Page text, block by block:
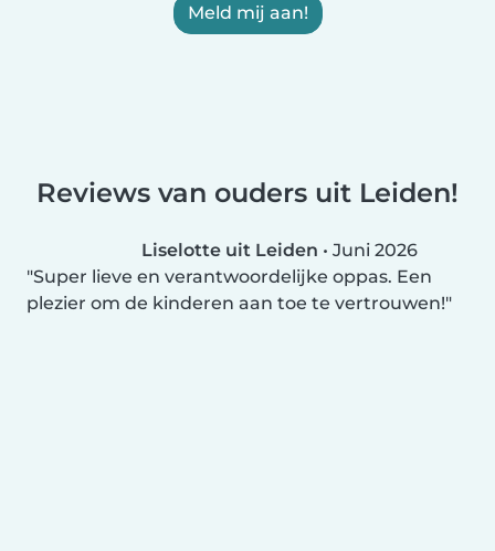
Meld mij aan!
Reviews van ouders uit Leiden!
Liselotte uit Leiden • Juni 2026
Super lieve en verantwoordelijke oppas. Een
plezier om de kinderen aan toe te vertrouwen!